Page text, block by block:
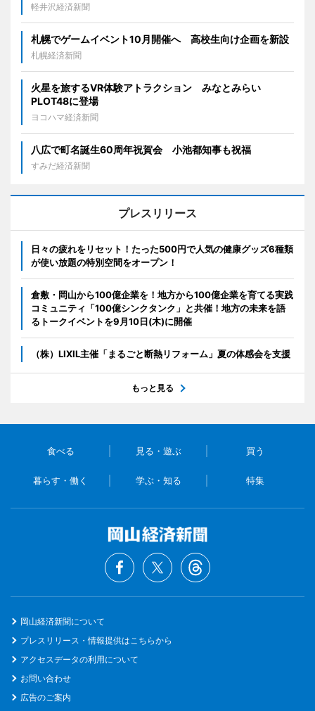
軽井沢経済新聞
札幌でゲームイベント10月開催へ 高校生向け企画を新設
札幌経済新聞
火星を旅するVR体験アトラクション みなとみらい
PLOT48に登場
ヨコハマ経済新聞
八広で町名誕生60周年祝賀会 小池都知事も祝福
すみだ経済新聞
プレスリリース
日々の疲れをリセット！たった500円で人気の健康グッズ6種類
が使い放題の特別空間をオープン！
倉敷・岡山から100億企業を！地方から100億企業を育てる実践
コミュニティ「100億シンクタンク」と共催！地方の未来を語
るトークイベントを9月10日(木)に開催
（株）LIXIL主催「まるごと断熱リフォーム」夏の体感会を支援
もっと見る
食べる 見る・遊ぶ 買う
暮らす・働く 学ぶ・知る 特集
岡山経済新聞について
プレスリリース・情報提供はこちらから
アクセスデータの利用について
お問い合わせ
広告のご案内